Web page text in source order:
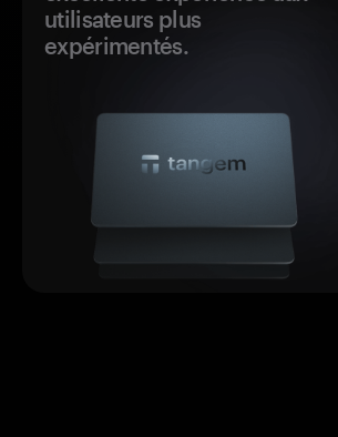
utilisateurs plus
expérimentés.